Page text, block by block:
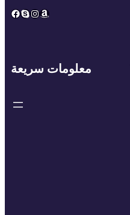
Facebook
Skype
Instagram
Amazon
معلومات سريعة